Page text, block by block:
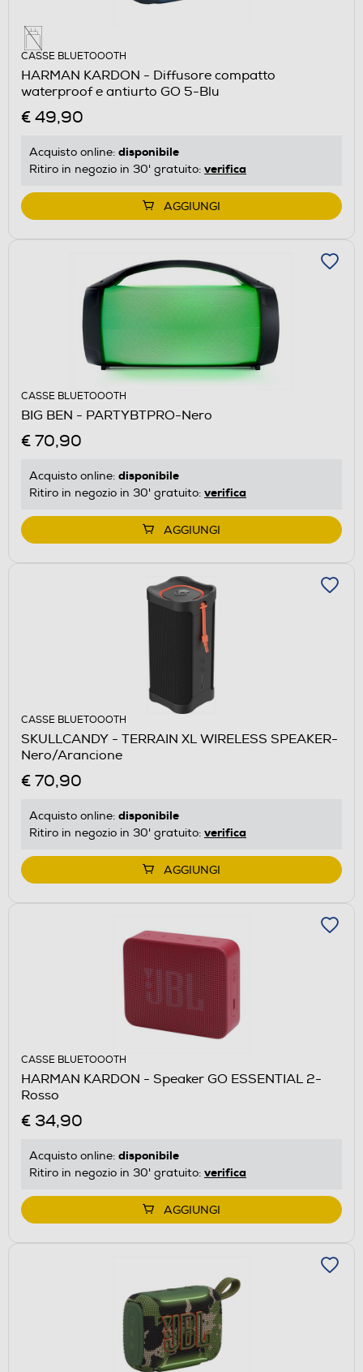
CASSE BLUETOOOTH
HARMAN KARDON - Diffusore compatto
waterproof e antiurto GO 5-Blu
€ 49,90
Acquisto online: disponibile
Ritiro in negozio in 30' gratuito: verifica
AGGIUNGI
CASSE BLUETOOOTH
BIG BEN - PARTYBTPRO-Nero
€ 70,90
Acquisto online: disponibile
Ritiro in negozio in 30' gratuito: verifica
AGGIUNGI
CASSE BLUETOOOTH
SKULLCANDY - TERRAIN XL WIRELESS SPEAKER-
Nero/Arancione
€ 70,90
Acquisto online: disponibile
Ritiro in negozio in 30' gratuito: verifica
AGGIUNGI
CASSE BLUETOOOTH
HARMAN KARDON - Speaker GO ESSENTIAL 2-
Rosso
€ 34,90
Acquisto online: disponibile
Ritiro in negozio in 30' gratuito: verifica
AGGIUNGI